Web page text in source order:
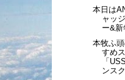
本日は
ャッ
ー&新
本牧ふ
すめ
「
ンス